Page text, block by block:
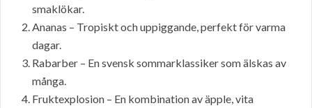
smaklökar.
Ananas – Tropiskt och uppiggande, perfekt för varma
dagar.
Rabarber – En svensk sommarklassiker som älskas av
många.
Fruktexplosion – En kombination av äpple, vita